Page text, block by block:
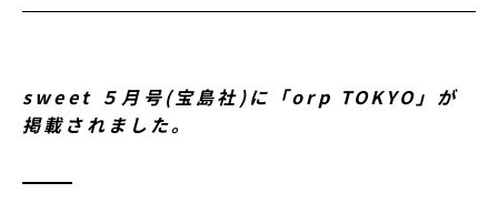
sweet ５月号(宝島社)に「orp TOKYO」が
掲載されました。